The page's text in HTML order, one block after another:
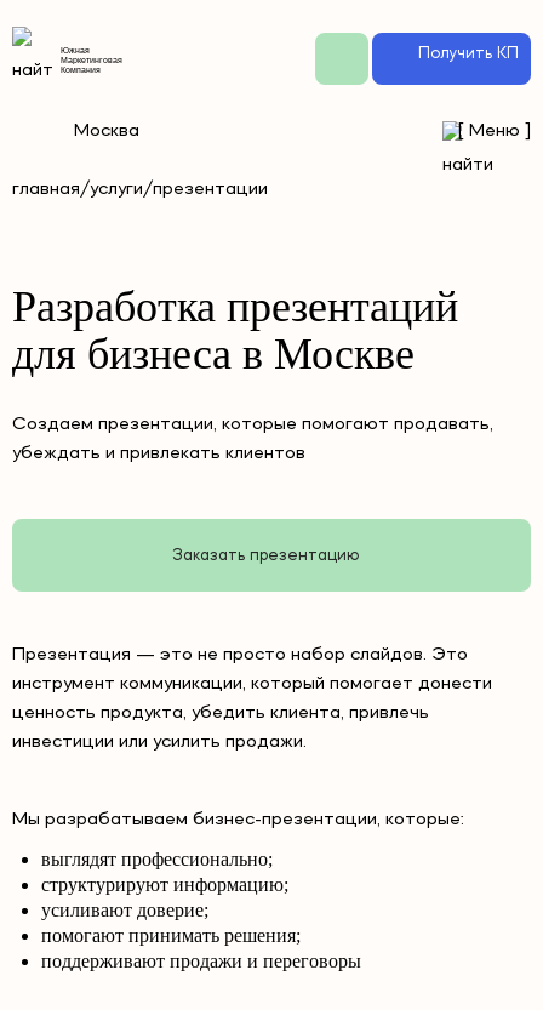
Южная
Маркетинговая
Компания
Получить КП
Москва [ Меню ]
главная/услуги/презентации
Разработка презентаций
для бизнеса в Москве
Создаем презентации, которые помогают продавать,
убеждать и привлекать клиентов
Заказать презентацию
Презентация — это не просто набор слайдов. Это
инструмент коммуникации, который помогает донести
ценность продукта, убедить клиента, привлечь
инвестиции или усилить продажи.
Мы разрабатываем бизнес-презентации, которые:
выглядят профессионально;
структурируют информацию;
усиливают доверие;
помогают принимать решения;
поддерживают продажи и переговоры